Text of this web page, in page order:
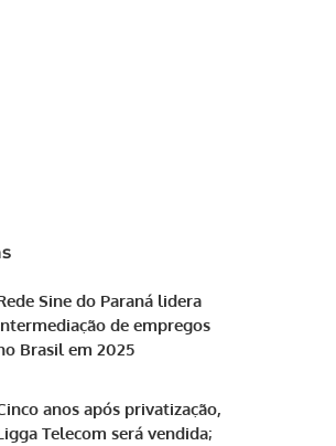
Sine do Paraná lidera
de empregos
Brasil em 2025
anos após privatização,
Telecom será vendida;